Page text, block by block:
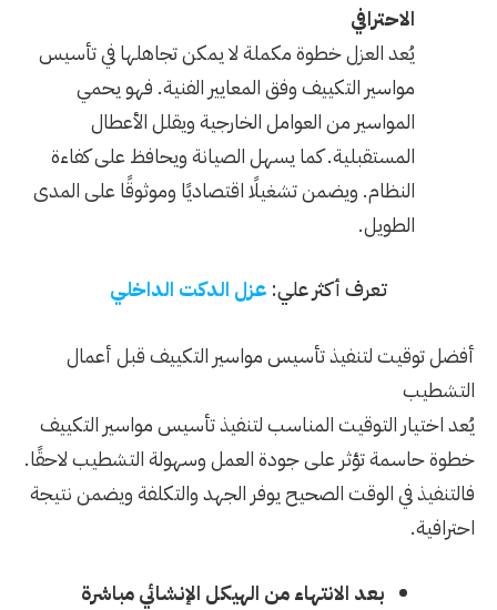
الاحترافي
يُعد العزل خطوة مكملة لا يمكن تجاهلها في تأسيس
مواسير التكييف وفق المعايير الفنية. فهو يحمي
المواسير من العوامل الخارجية ويقلل الأعطال
المستقبلية. كما يسهل الصيانة ويحافظ على كفاءة
النظام. ويضمن تشغيلًا اقتصاديًا وموثوقًا على المدى
الطويل.
تعرف أكثر علي: عزل الدكت الداخلي
أفضل توقيت لتنفيذ تأسيس مواسير التكييف قبل أعمال
التشطيب
يُعد اختيار التوقيت المناسب لتنفيذ تأسيس مواسير التكييف
خطوة حاسمة تؤثر على جودة العمل وسهولة التشطيب لاحقًا.
فالتنفيذ في الوقت الصحيح يوفر الجهد والتكلفة ويضمن نتيجة
احترافية.
بعد الانتهاء من الهيكل الإنشائي مباشرة